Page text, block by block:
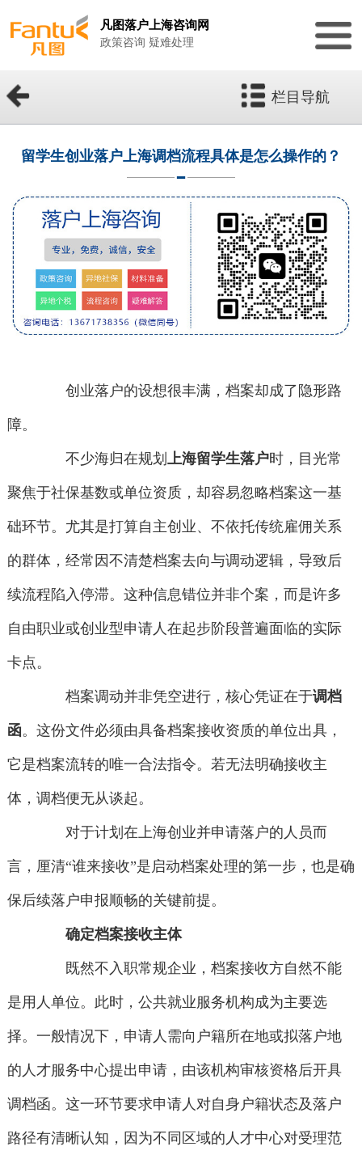
凡图落户上海咨询网
政策咨询 疑难处理
栏目导航
留学生创业落户上海调档流程具体是怎么操作的？
创业落户的设想很丰满，档案却成了隐形路
障。
不少海归在规划上海留学生落户时，目光常
聚焦于社保基数或单位资质，却容易忽略档案这一基
础环节。尤其是打算自主创业、不依托传统雇佣关系
的群体，经常因不清楚档案去向与调动逻辑，导致后
续流程陷入停滞。这种信息错位并非个案，而是许多
自由职业或创业型申请人在起步阶段普遍面临的实际
卡点。
档案调动并非凭空进行，核心凭证在于调档
函。这份文件必须由具备档案接收资质的单位出具，
它是档案流转的唯一合法指令。若无法明确接收主
体，调档便无从谈起。
对于计划在上海创业并申请落户的人员而
言，厘清“谁来接收”是启动档案处理的第一步，也是确
保后续落户申报顺畅的关键前提。
确定档案接收主体
既然不入职常规企业，档案接收方自然不能
是用人单位。此时，公共就业服务机构成为主要选
择。一般情况下，申请人需向户籍所在地或拟落户地
的人才服务中心提出申请，由该机构审核资格后开具
调档函。这一环节要求申请人对自身户籍状态及落户
路径有清晰认知，因为不同区域的人才中心对受理范